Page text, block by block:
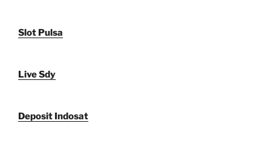
Slot Pulsa
Live Sdy
Deposit Indosat